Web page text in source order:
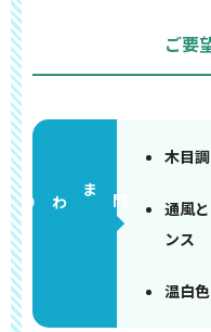
ご要
門まわり
木目
通風
ンス
温白